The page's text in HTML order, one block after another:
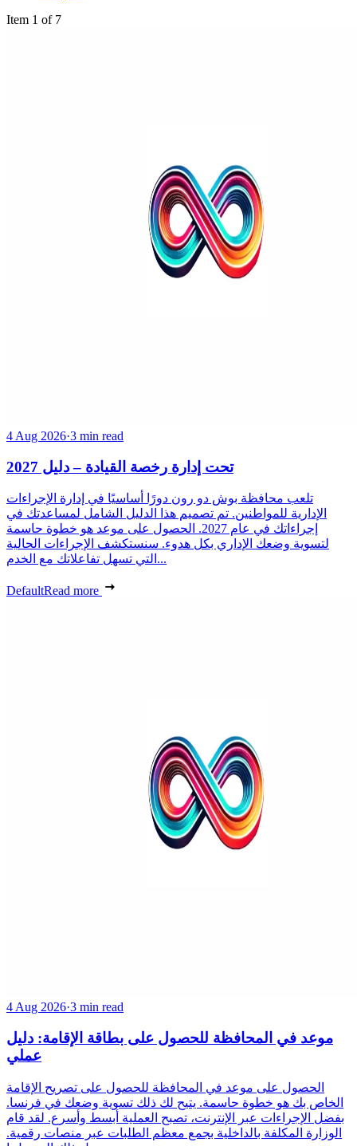
Item 1 of 7
4 Aug 2026·3 min read
تحت إدارة رخصة القيادة – دليل 2027
تلعب محافظة بوش دو رون دورًا أساسيًا في إدارة الإجراءات
الإدارية للمواطنين. تم تصميم هذا الدليل الشامل لمساعدتك في
إجراءاتك في عام 2027. الحصول على موعد هو خطوة حاسمة
لتسوية وضعك الإداري بكل هدوء. سنستكشف الإجراءات الحالية
التي تسهل تفاعلاتك مع الخدم...
DefaultRead more
4 Aug 2026·3 min read
موعد في المحافظة للحصول على بطاقة الإقامة: دليل
عملي
الحصول على موعد في المحافظة للحصول على تصريح الإقامة
الخاص بك هو خطوة حاسمة. يتيح لك ذلك تسوية وضعك في فرنسا.
بفضل الإجراءات عبر الإنترنت، تصبح العملية أبسط وأسرع. لقد قام
الوزارة المكلفة بالداخلية بجمع معظم الطلبات عبر منصات رقمية.